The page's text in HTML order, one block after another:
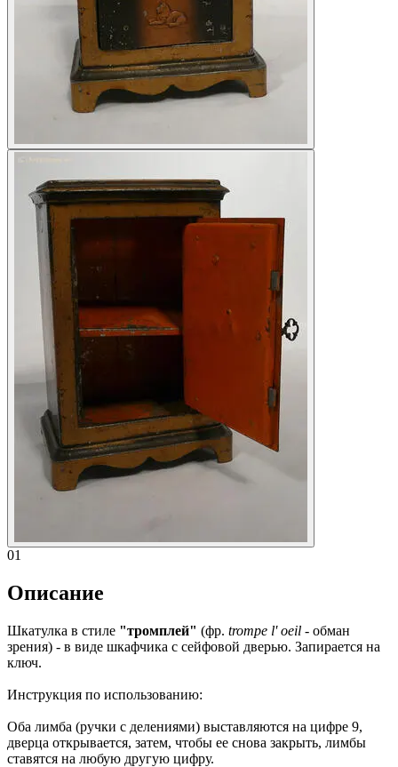
01
Описание
Шкатулка в стиле "тромплей" (фр. trompe l' oeil - обман
зрения) - в виде шкафчика с сейфовой дверью. Запирается на
ключ.
Инструкция по использованию:
Оба лимба (ручки с делениями) выставляются на цифре 9,
дверца открывается, затем, чтобы ее снова закрыть, лимбы
ставятся на любую другую цифру.